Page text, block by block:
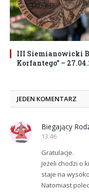
III Siemianowicki
Korfantego” –
JEDEN KOMENTARZ
Biegający
13:46
Gratulacje.
Jeżeli chodzi o
staje na
Natomiast